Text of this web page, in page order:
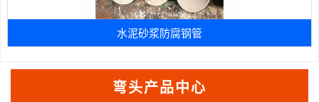
水泥砂浆防腐钢管
弯头产品中心